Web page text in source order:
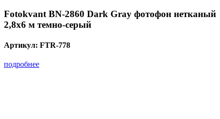
Fotokvant BN-2860 Dark Gray фотофон нетканый
2,8х6 м темно-серый
Артикул: FTR-778
подробнее